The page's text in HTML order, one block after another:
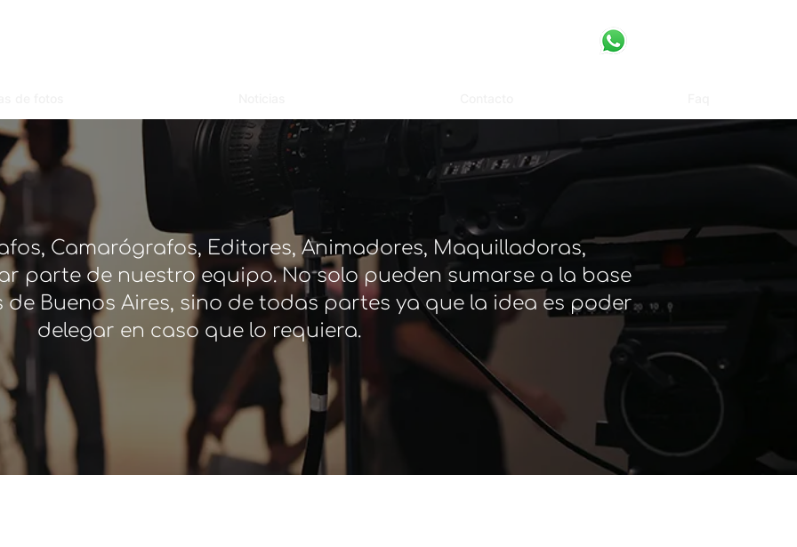
Camarógrafos, Editores, Animadores, Maquilladoras,
parte de nuestro equipo. No solo pueden sumarse a la base
Buenos Aires, sino de todas partes ya que la idea es poder
delegar en caso que lo requiera.